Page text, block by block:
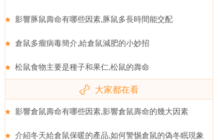
影響豚鼠壽命有哪些因素,豚鼠多長時間能交配
倉鼠多瘤病毒簡介,給倉鼠減肥的小妙招
松鼠食物主要是種子和果仁,松鼠的壽命
大家都在看
影響倉鼠壽命有哪些因素,影響倉鼠壽命的幾大因素
介紹冬天給倉鼠保暖的產品,如何警惕倉鼠的偽冬眠現象